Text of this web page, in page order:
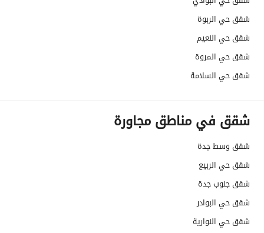
شقق حي الربوة
شقق حي النعيم
شقق حي المروة
شقق حي السلامة
شقق في مناطق مجاورة
شقق وسط جدة
شقق حي الربيع
شقق جنوب جدة
شقق حي البوادر
شقق حي النوارية